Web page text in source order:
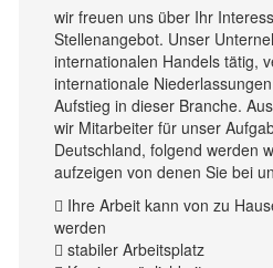
wir freuen uns über Ihr
Stellenangebot. Unser
internationalen Handels tätig,
internationale
Aufstieg in dieser Branche.
wir Mitarbeiter für unser
Deutschland, folgend werden
aufzeigen von denen Sie bei
 Ihre Arbeit kann von zu
werden
 stabiler Arbeitsplatz